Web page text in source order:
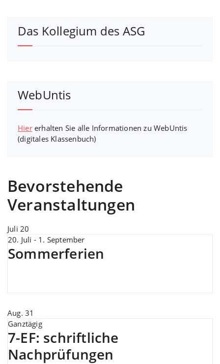
Das Kollegium des ASG
WebUntis
Hiererhalten Sie alle Informationen zu WebUntis
(digitales Klassenbuch)
Bevorstehende
Veranstaltungen
Juli 20
20. Juli - 1. September
Sommerferien
Aug. 31
Ganztägig
7-EF: schriftliche
Nachprüfungen